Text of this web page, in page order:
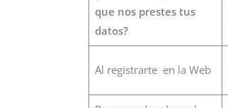
que nos prestes tus
datos?
Al registrarte en la Web